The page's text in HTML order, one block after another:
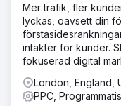
Mer trafik, fler
lyckas, oavsett din
intäkter för kunder.
fokuserad digital
London, England,
PPC,